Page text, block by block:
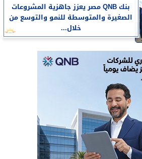
بنك QNB مصر يعزز جاهزية المشروعات
الصغيرة والمتوسطة للنمو والتوسع من
خلال...